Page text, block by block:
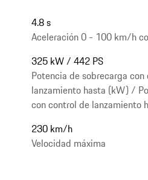
4.8 s
Aceleración 0 - 100 km/h
325 kW / 442 PS
Potencia de sobrecarga
lanzamiento hasta (kW) /
con control de lanzamiento
230 km/h
Velocidad máxima